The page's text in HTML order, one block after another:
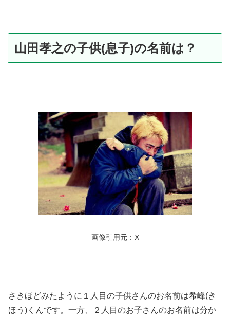
山田孝之の子供(息子)の名前は？
画像引用元：X
さきほどみたように１人目の子供さんのお名前は希峰(き
ほう)くんです。一方、２人目のお子さんのお名前は分か